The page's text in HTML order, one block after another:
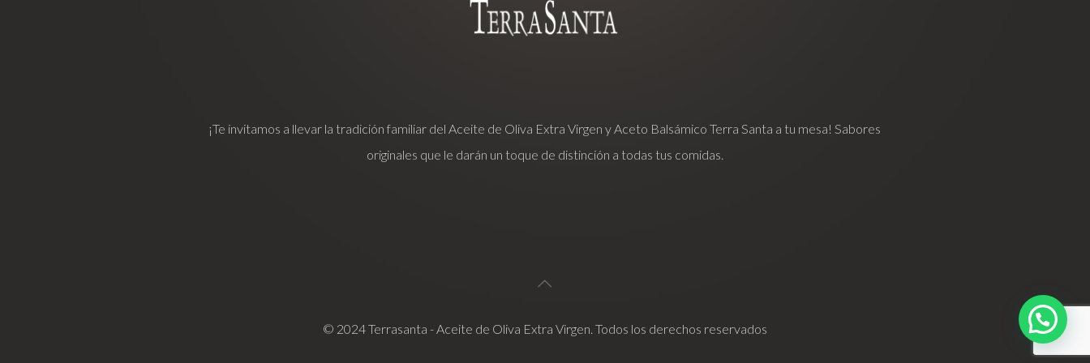
¡Te invitamos a llevar la tradición familiar del Aceite de Oliva Extra Virgen y Aceto Balsámico Terra Santa a tu mesa! Sabores
originales que le darán un toque de distinción a todas tus comidas.
© 2024 Terrasanta - Aceite de Oliva Extra Virgen. Todos los derechos reservados